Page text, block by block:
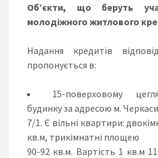
Об’єкти, що беруть
молодіжного житлового
Надання кредитів
пропонується в:
15-поверховому
будинку за адресою м.
7/1. Є вільні квартири:
кв.м, трикімнатні площею
90-92 кв.м. Вартість 1 кв.м